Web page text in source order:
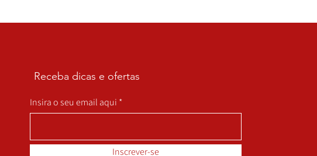
Receba dicas e ofertas
Insira o seu email aqui
Inscrever-se